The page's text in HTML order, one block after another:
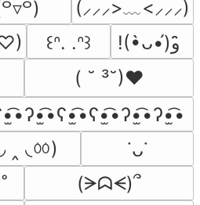
(⸝⸝⸝>﹏<⸝⸝⸝)
꒰ᐢ. .ᐢ꒱
( ˘ ³˘)♥
‸ ◟ㆀ)
˙ᴗ˙
(ᗒᗣᗕ)՞